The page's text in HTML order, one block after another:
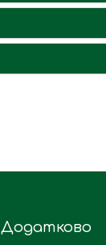
Додатково